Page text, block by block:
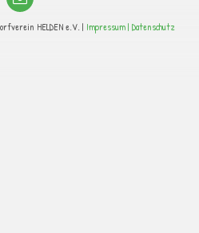
HELDEN e.V. | Impressum | Datenschutz